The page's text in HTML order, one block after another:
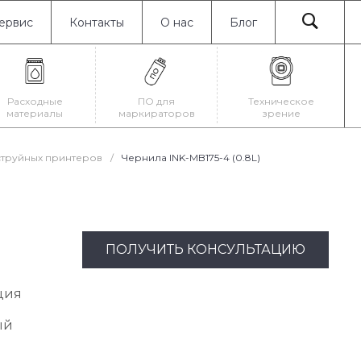
Контакты О нас Блог
Расходные
материалы
ПО для
маркираторов
Техническое
зрение
принтеров / Чернила INK-MB175-4 (0.8L)
ПОЛУЧИТЬ КОНСУЛЬТАЦИЮ